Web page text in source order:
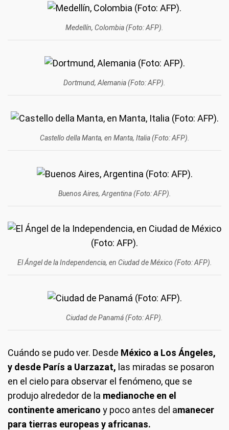
Medellín, Colombia (Foto: AFP).
Dortmund, Alemania (Foto: AFP).
Castello della Manta, en Manta, Italia (Foto: AFP).
Buenos Aires, Argentina (Foto: AFP).
El Ángel de la Independencia, en Ciudad de México (Foto: AFP).
Ciudad de Panamá (Foto: AFP).
Cuándo se pudo ver. Desde México a Los Ángeles,
y desde París a Uarzazat, las miradas se posaron
en el cielo para observar el fenómeno, que se
produjo alrededor de la medianoche en el
continente americano y poco antes del amanecer
para tierras europeas y africanas.